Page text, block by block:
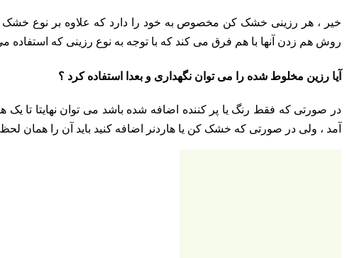
خیر ، هر رزینی خشک کن مخصوص به خود را دارد که علاوه بر نوع
روش هم زدن آنها با هم فرق می کند که با توجه به نوع رزینی که استفاده می
آیا رزین مخلوط شده را می توان نگهداری و بعدا استفاده کرد ؟
در صورتی که فقط رنگ یا پر کننده اضافه شده باشد می توان نهایتا تا یک
آمد ، ولی در صورتی که خشک کن یا هاردنر اضافه کنید باید آن را همان لحظه